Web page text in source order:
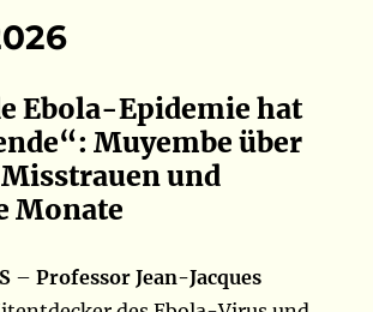
Ebola-Epidemie hat
Muyembe über
und
Monate
–Professor Jean-Jacques